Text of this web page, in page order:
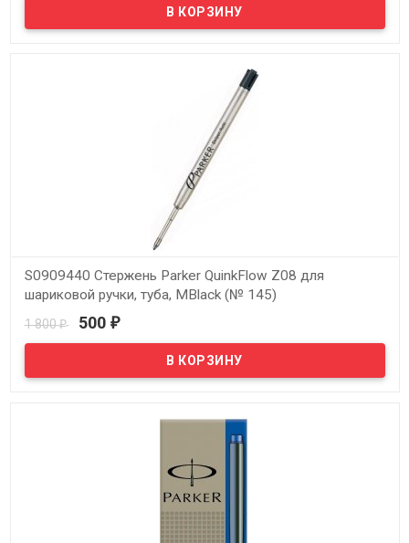
S0909440 Стержень Parker QuinkFlow Z08 для
шариковой ручки, туба, MBlack (№ 145)
В наличии
1 800₽ 500 ₽